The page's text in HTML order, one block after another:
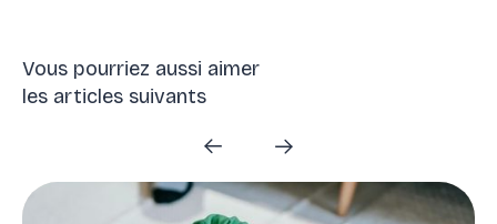
Vous pourriez aussi aimer
les articles suivants